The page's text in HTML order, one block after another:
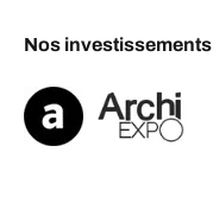
Nos investissements